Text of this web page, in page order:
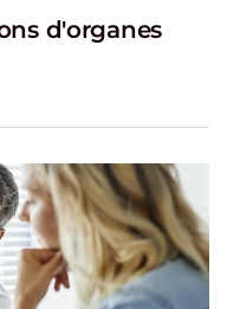
d'organes